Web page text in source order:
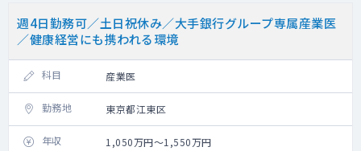
週4日勤務可／土日祝休み／大手銀行グループ専属産業医
／健康経営にも携われる環境
科目 産業医
勤務地 東京都江東区
年収 1,050万円～1,550万円